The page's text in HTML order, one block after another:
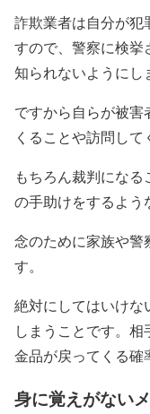
詐欺業者は自分が犯
すので、警察に検挙
知られないようにし
ですから自らが被害
くることや訪問して
もちろん裁判にな
の手助けをするよう
念のために家族や警
す。
絶対にしてはいけな
しまうことです。
金品が戻ってくる確
身に覚えがない